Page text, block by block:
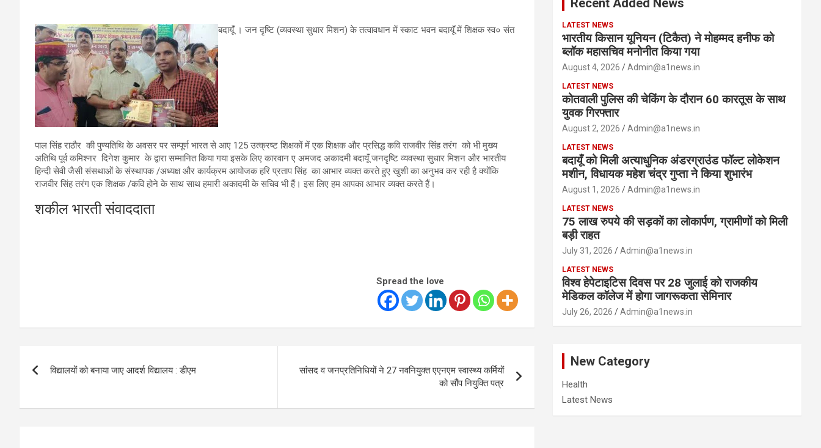
बदायूॅं । जन दृष्टि (व्यवस्था सुधार मिशन) के तत्वावधान में स्काट भवन बदायूॅं में शिक्षक स्व० संत
पाल सिंह राठौर की पुण्यतिथि के अवसर पर सम्पूर्ण भारत से आए 125 उत्क्रष्ट शिक्षकों में एक शिक्षक और प्रसिद्ध कवि राजवीर सिंह तरंग को भी मुख्य
अतिथि पूर्व कमिश्नर दिनेश कुमार के द्वारा सम्मानित किया गया इसके लिए कारवान ए अमजद अकादमी बदायूॅं जनदृष्टि व्यवस्था सुधार मिशन और भारतीय
हिन्दी सेवी जैसी संसथाओं के संस्थापक /अध्यक्ष और कार्यक्रम आयोजक हरि प्रताप सिंह का आभार व्यक्त करते हुए खुशी का अनुभव कर रही है क्योंकि
राजवीर सिंह तरंग एक शिक्षक /कवि होने के साथ साथ हमारी अकादमी के सचिव भी हैं। इस लिए हम आपका आभार व्यक्त करते हैं।
शकील भारती संवाददाता
Spread the love
navigation
विद्यालयों को बनाया जाए आदर्श विद्यालय : डीएम
सांसद व जनप्रतिनिधियों ने 27 नवनियुक्त एएनएम स्वास्थ्य कर्मियों
को सौंप नियुक्ति पत्र
Recent Added News
LATEST NEWS
भारतीय किसान यूनियन (टिकैत) ने मोहम्मद हनीफ को
ब्लॉक महासचिव मनोनीत किया गया
August 4, 2026 Admin@a1news.in
LATEST NEWS
कोतवाली पुलिस की चेकिंग के दौरान 60 कारतूस के साथ
युवक गिरफ्तार
August 2, 2026 Admin@a1news.in
LATEST NEWS
बदायूँ को मिली अत्याधुनिक अंडरग्राउंड फॉल्ट लोकेशन
मशीन, विधायक महेश चंद्र गुप्ता ने किया शुभारंभ
August 1, 2026 Admin@a1news.in
LATEST NEWS
75 लाख रुपये की सड़कों का लोकार्पण, ग्रामीणों को मिली
बड़ी राहत
July 31, 2026 Admin@a1news.in
LATEST NEWS
विश्व हेपेटाइटिस दिवस पर 28 जुलाई को राजकीय
मेडिकल कॉलेज में होगा जागरूकता सेमिनार
July 26, 2026 Admin@a1news.in
New Category
Health
Latest News